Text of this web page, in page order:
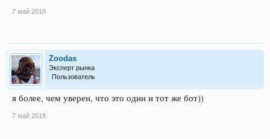
7 май 2018
Zoodas
Эксперт рынка
Пользователь
я более, чем уверен, что это один и тот же бот))
7 май 2018